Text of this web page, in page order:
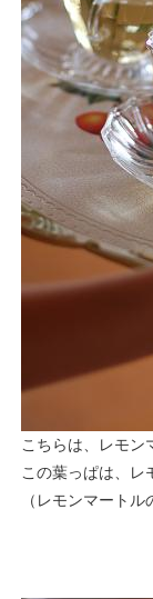
こちらは、レモン
この葉っぱは、レ
（レモンマート